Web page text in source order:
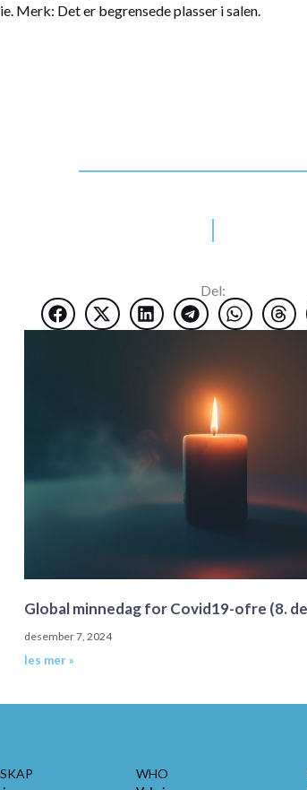
Merk: Det er begrensede plasser i salen.
Del:
Global minnedag for Covid19-ofre (8.
desember 7, 2024
les mer »
WHO